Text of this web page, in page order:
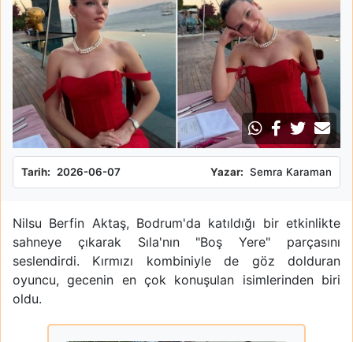
Tarih: 2026-06-07 Yazar: Semra Karaman
Nilsu Berfin Aktaş, Bodrum'da katıldığı bir etkinlikte
sahneye çıkarak Sıla'nın "Boş Yere" parçasını
seslendirdi. Kırmızı kombiniyle de göz dolduran
oyuncu, gecenin en çok konuşulan isimlerinden biri
oldu.